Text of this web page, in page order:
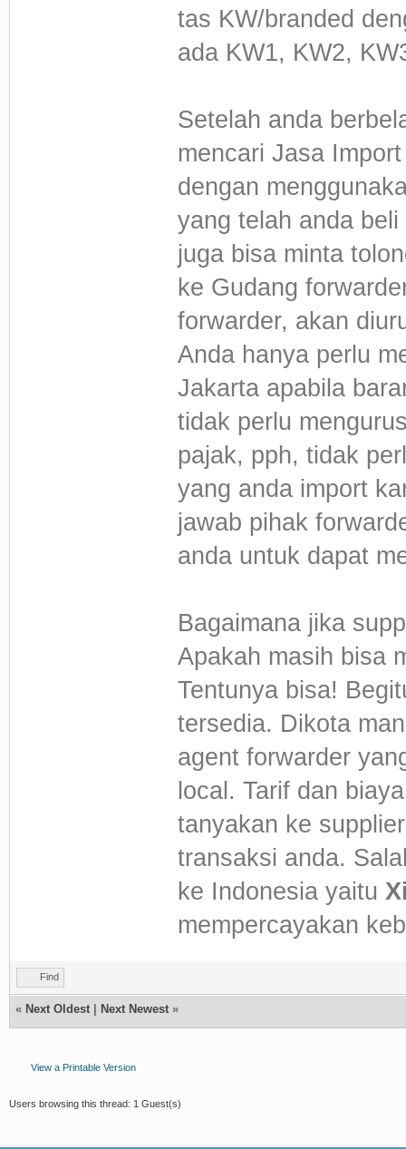
tas KW/branded
ada KW1, KW2,
Setelah anda
mencari Jasa
dengan
yang telah anda
juga bisa minta
ke Gudang
forwarder, akan
Anda hanya perlu
Jakarta apabila
tidak perlu
pajak, pph, tidak
yang anda import
jawab pihak
anda untuk dapat
Bagaimana jika
Apakah masih bisa
Tentunya bisa!
tersedia. Dikota
agent forwarder
local. Tarif dan
tanyakan ke
transaksi anda.
ke Indonesia yaitu
mempercayakan
Find
« Next Oldest Next Newest »
View a Printable Version
Users browsing this thread: 1 Guest(s)